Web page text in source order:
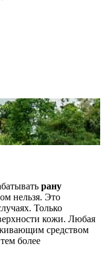
рану
нельзя. Это
Только
кожи. Любая
средством
более